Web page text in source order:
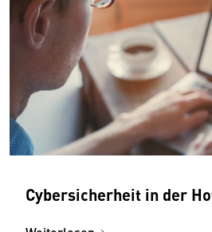
Cybersicherheit in der